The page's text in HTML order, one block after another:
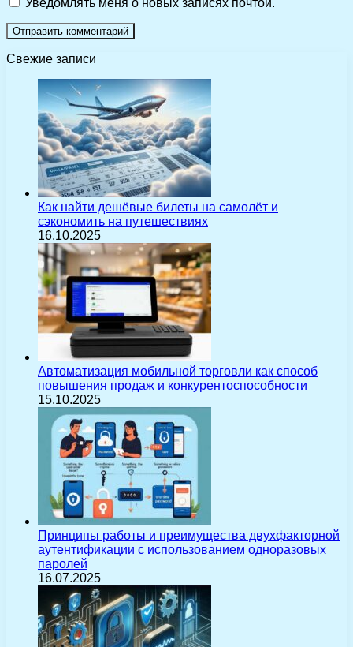
Уведомлять меня о новых записях почтой.
Свежие записи
Как найти дешёвые билеты на самолёт и
сэкономить на путешествиях
16.10.2025
Автоматизация мобильной торговли как способ
повышения продаж и конкурентоспособности
15.10.2025
Принципы работы и преимущества двухфакторной
аутентификации с использованием одноразовых
паролей
16.07.2025